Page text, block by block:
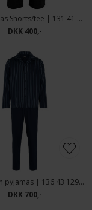
JBS - Pyjamas Shorts/tee | 131 41 1262 Sort
DKK 400,-
JBS - Woven pyjamas | 136 43 1291 Blå
DKK 700,-